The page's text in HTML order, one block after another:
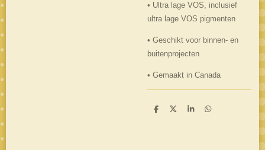
• Ultra lage VOS, inclusief
ultra lage VOS pigmenten
• Geschikt voor binnen- en
buitenprojecten
• Gemaakt in Canada
D
D
S
D